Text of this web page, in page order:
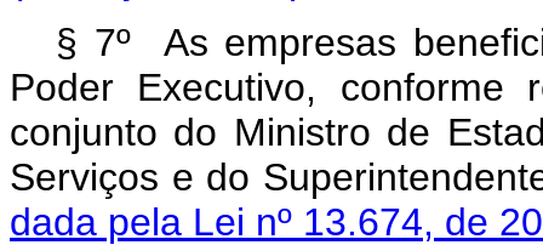
§ 7º As empresas
Poder Executivo,
conjunto do Ministro de
Serviços e do
dada pela Lei nº 13.674, de